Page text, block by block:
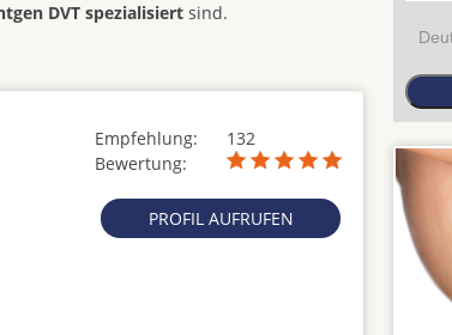
DVT spezialisiert sind.
Empfehlung:
132
Bewertung:
PROFIL AUFRUFEN